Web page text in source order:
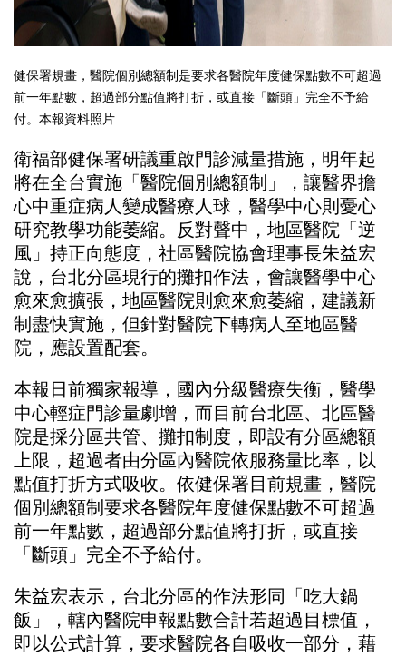
健保署規畫，醫院個別總額制是要求各醫院年度健保點數不可超過
前一年點數，超過部分點值將打折，或直接「斷頭」完全不予給
付。本報資料照片
衛福部健保署研議重啟門診減量措施，明年起
將在全台實施「醫院個別總額制」，讓醫界擔
心中重症病人變成醫療人球， 醫學中心則憂心
研究教學功能萎縮。反對聲中，地區醫院「逆
風」持正向態度，社區醫院協會理事長朱益宏
說，台北分區現行的攤扣作法，會讓醫學中心
愈來愈擴張，地區醫院則愈來愈萎縮，建議新
制盡快實施，但針對醫院下轉病人至地區醫
院，應設置配套。
本報日前獨家報導，國內分級醫療失衡，醫學
中心輕症門診量劇增，而目前台北區、北區醫
院是採分區共管、攤扣制度，即設有分區總額
上限，超過者由分區內醫院依服務量比率，以
點值打折方式吸收。依健保署目前規畫，醫院
個別總額制要求各醫院年度健保點數不可超過
前一年點數，超過部分點值將打折，或直接
「斷頭」完全不予給付。
朱益宏表示，台北分區的作法形同「吃大鍋
飯」，轄內醫院申報點數合計若超過目標值，
即以公式計算，要求醫院各自吸收一部分，藉